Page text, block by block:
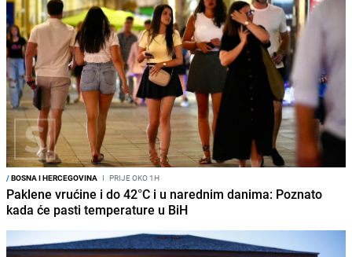
/BOSNA I HERCEGOVINA I PRIJE OKO 1H
Paklene vrućine i do 42°C i u narednim danima: Poznato
kada će pasti temperature u BiH